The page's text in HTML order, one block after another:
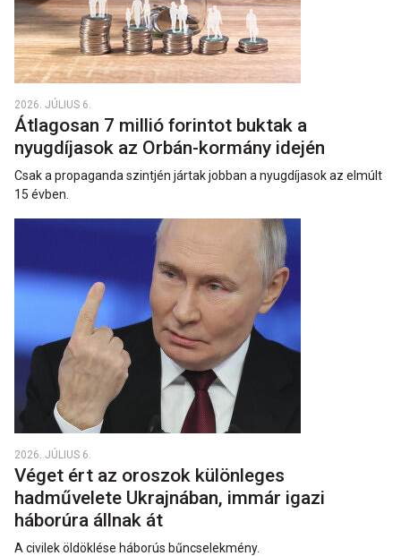
2026. JÚLIUS 6.
Átlagosan 7 millió forintot buktak a
nyugdíjasok az Orbán-kormány idején
Csak a propaganda szintjén jártak jobban a nyugdíjasok az elmúlt
15 évben.
2026. JÚLIUS 6.
Véget ért az oroszok különleges
hadművelete Ukrajnában, immár igazi
háborúra állnak át
A civilek öldöklése háborús bűncselekmény.